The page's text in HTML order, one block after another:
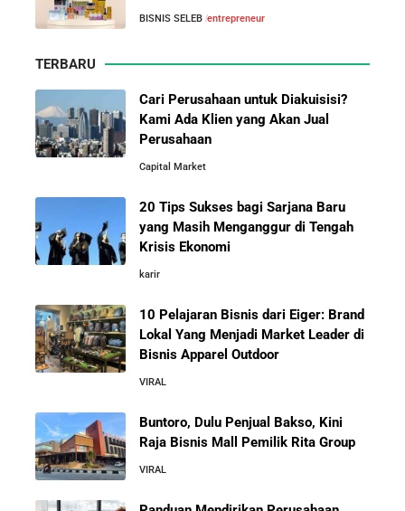
10 Pelajaran Bisnis dari Eiger:
Kisah Sukses Todd Boehly: Cucu Pekerja Pabrik yang
Membawa Chelsea FC Juara Dunia
Energi Indonesia yang Mendirikan Medco Group
5 Tahun Pertama WhatsApp: Kisah Perintisan,
Perjuangan, dan Keputusan Krusial yang Menentukan
Belajar dari Kopi Kenangan: Cara Membangun Resto
Kafe yang Cepat Tumbuh dan Menguntungkan
Cara Mendirikan Kafe Sukses Seperti Kopi Kenangan,
Fore Coffee, dan Tuku: Panduan Lengkap untuk Pemula
Rahasia Sukses Starbucks: Strategi Branding dan
5 Cara Aman Pindah Kuadran dari Karyawan ke
Entrepreneur Tanpa Bikin Keluarga Kaget & Keuangan
Kacau
BISNIS SELEB entrepreneur
TERBARU
Cari Perusahaan untuk Diakuisisi?
Kami Ada Klien yang Akan Jual
Perusahaan
Capital Market
20 Tips Sukses bagi Sarjana Baru
yang Masih Menganggur di Tengah
Krisis Ekonomi
karir
10 Pelajaran Bisnis dari Eiger: Brand
Lokal Yang Menjadi Market Leader di
Bisnis Apparel Outdoor
VIRAL
Buntoro, Dulu Penjual Bakso, Kini
Raja Bisnis Mall Pemilik Rita Group
VIRAL